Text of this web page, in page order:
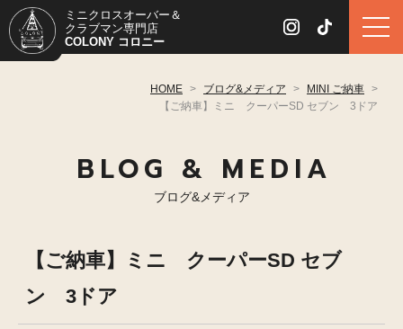
ミニクロスオーバー＆
クラブマン専門店
COLONY コロニー
HOME > ブログ&メディア > MINI ご納車 >
【ご納車】ミニ クーパーSD セブン 3ドア
BLOG & MEDIA
ブログ&メディア
【ご納車】ミニ クーパーSD セブ
ン 3ドア